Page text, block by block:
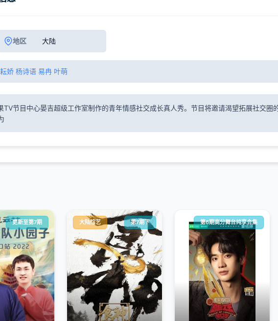
地区 大陆
娇 杨诗语 易冉 叶萌
TV节目中心晏吉超级工作室制作的青年情感社交成长真人秀。节目将邀请渴望拓展社交圈
更新至第7期 大陆综艺 第7期下 第6期高分舞台纯享合集